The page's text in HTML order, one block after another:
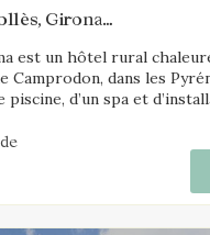
Girona
est un hôtel rural
Camprodon, dans les
piscine, d’un spa et